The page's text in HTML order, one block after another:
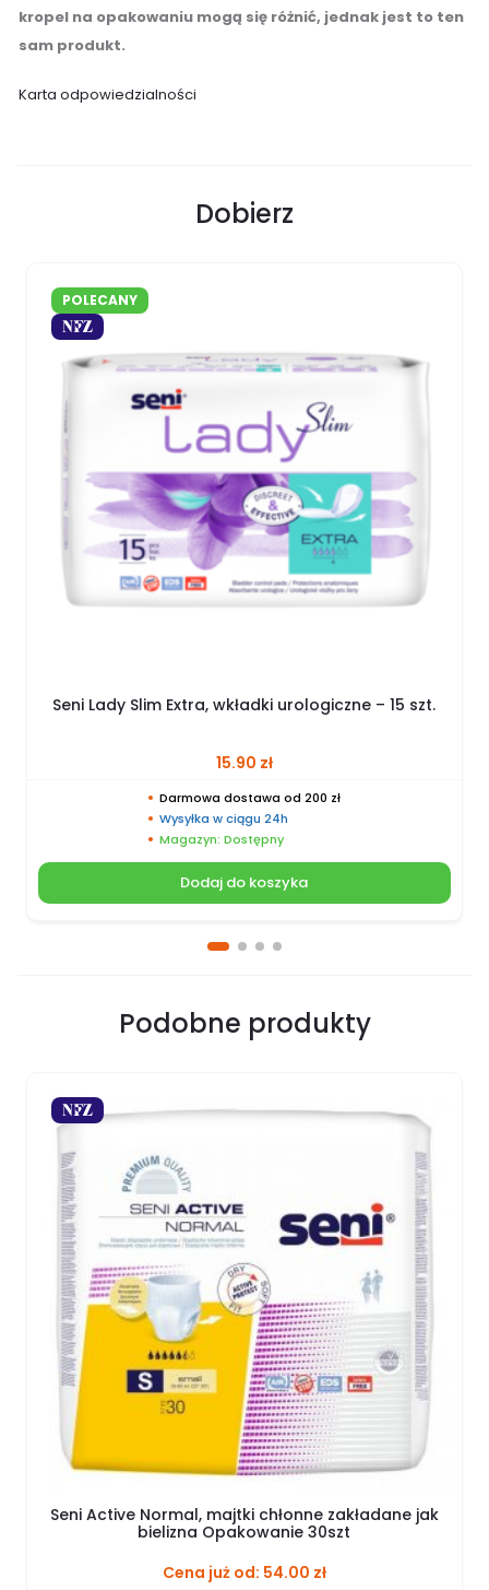
kropel na opakowaniu mogą się różnić, jednak jest to ten
sam produkt.
Karta odpowiedzialności
Dobierz
POLECANY
Seni Lady Slim Extra, wkładki urologiczne – 15 szt.
15.90 zł
Darmowa dostawa od 200 zł
Wysyłka w ciągu 24h
Magazyn: Dostępny
Dodaj do koszyka
Podobne produkty
Seni Active Normal, majtki chłonne zakładane jak
bielizna Opakowanie 30szt
Cena już od: 54.00 zł